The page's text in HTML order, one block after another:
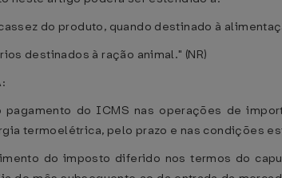
do produto, quando destinado à
destinados à ração animal." (NR)
pagamento do ICMS nas operações de
termoelétrica, pelo prazo e nas condições
do imposto diferido nos termos do